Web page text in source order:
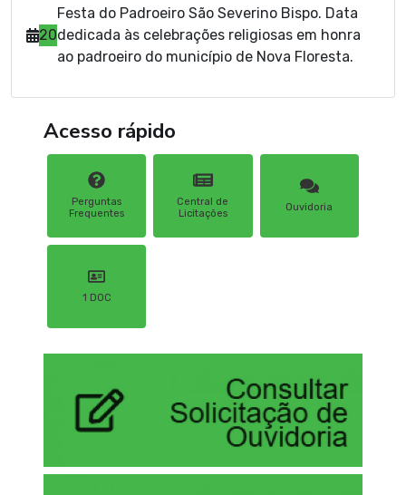
20
Festa do Padroeiro São Severino Bispo. Data
dedicada às celebrações religiosas em honra
ao padroeiro do município de Nova Floresta.
Acesso rápido
Perguntas
Frequentes
Central de
Licitações
Ouvidoria
1 DOC